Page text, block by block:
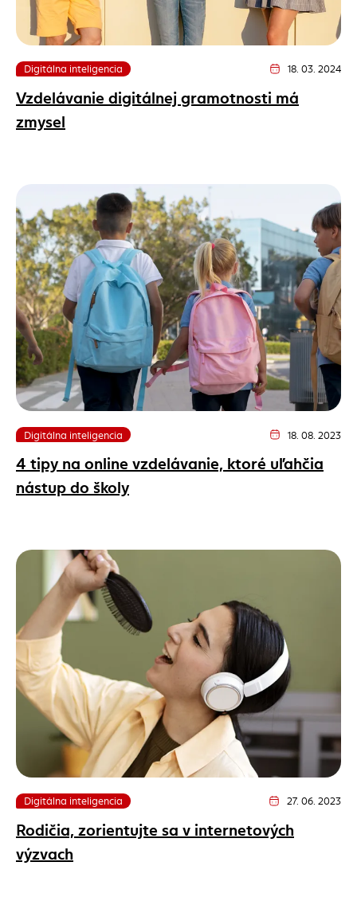
Digitálna inteligencia Dátum vydania
18. 03. 2024
Vzdelávanie digitálnej gramotnosti má
zmysel
Digitálna inteligencia Dátum vydania
18. 08. 2023
4 tipy na online vzdelávanie, ktoré uľahčia
nástup do školy
Digitálna inteligencia Dátum vydania
27. 06. 2023
Rodičia, zorientujte sa v internetových
výzvach